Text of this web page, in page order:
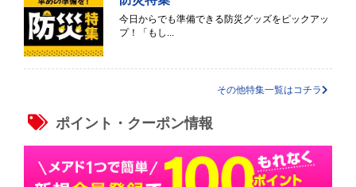
今日からでも準備できる防災グッズをピックアッ
プ！「もし...
その他特集一覧はコチラ
ポイント・クーポン情報